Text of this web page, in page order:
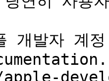
발자 계